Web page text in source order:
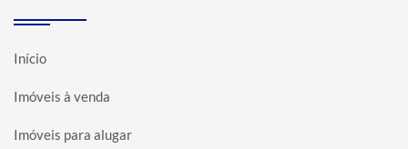
Início
Imóveis à venda
Imóveis para alugar